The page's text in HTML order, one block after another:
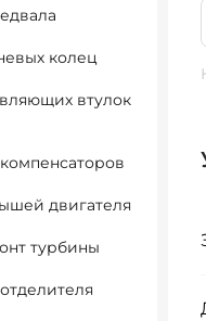
колец
втулок
двигателя
турбины